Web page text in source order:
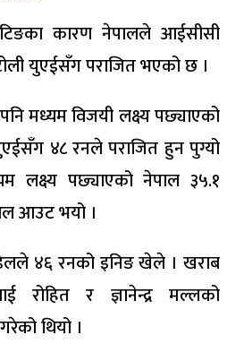
कारण नेपालले आईसीसी
युएईसँग पराजित भएको छ ।
मध्यम विजयी लक्ष्य पछ्याएको
४८ रनले पराजित हुन पुग्यो
लक्ष्य पछ्याएको नेपाल ३५.१
आउट भयो ।
४६ रनको इनिङ खेले । खराब
रोहित र ज्ञानेन्द्र मल्लको
थियो ।